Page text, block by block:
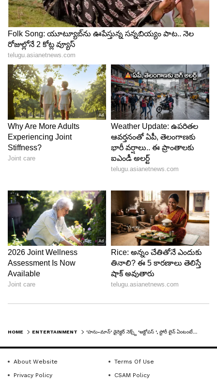
HOME ENTERTAINMENT 'హను-మాన్' డైరెక్టర్ నెక్స్ట్ 'ఆక్టోపస్ ', స్టోరీ లైన్ ఏంటంటే...
About Website
Terms Of Use
Privacy Policy
CSAM Policy